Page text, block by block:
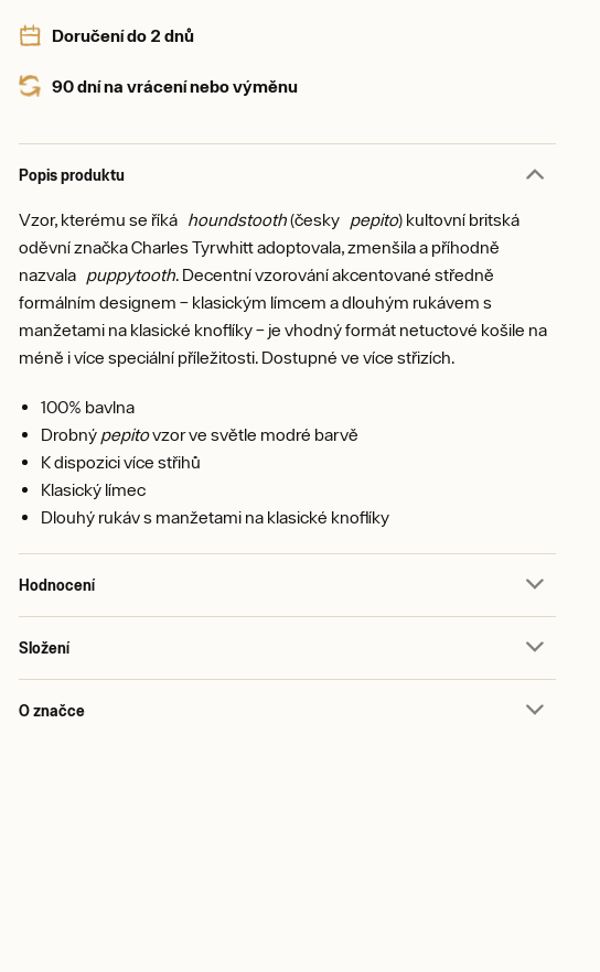
Doručení do 2 dnů
90 dní na vrácení nebo výměnu
Popis produktu
Vzor, kterému se říká houndstooth(česky pepito) kultovní britská
oděvní značka Charles Tyrwhitt adoptovala, zmenšila a příhodně
nazvala puppytooth . Decentní vzorování akcentované středně
formálním designem – klasickým límcem a dlouhým rukávem s
manžetami na klasické knoflíky – je vhodný formát netuctové košile na
méně i více speciální příležitosti. Dostupné ve více střizích.
100% bavlna
Drobný pepitovzor ve světle modré barvě
K dispozici více střihů
Klasický límec
Dlouhý rukáv s manžetami na klasické knoflíky
Hodnocení
Složení
O značce